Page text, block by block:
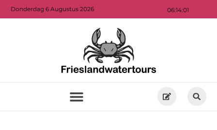
06:14:02
Donderdag 6 Augustus 2026